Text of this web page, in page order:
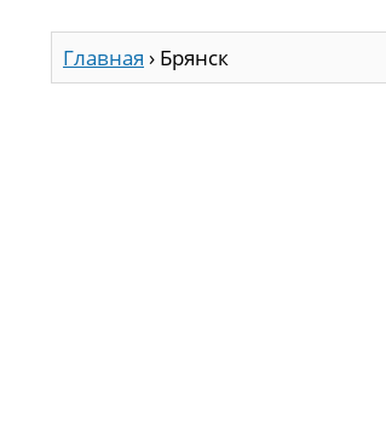
Главная › Брянск